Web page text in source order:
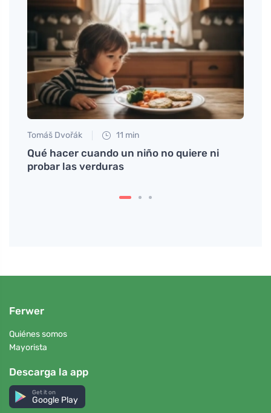
Tomáš Dvořák 11 min
Qué hacer cuando un niño no quiere ni
probar las verduras
Ferwer
Quiénes somos
Mayorista
Descarga la app
Get it on
Google Play